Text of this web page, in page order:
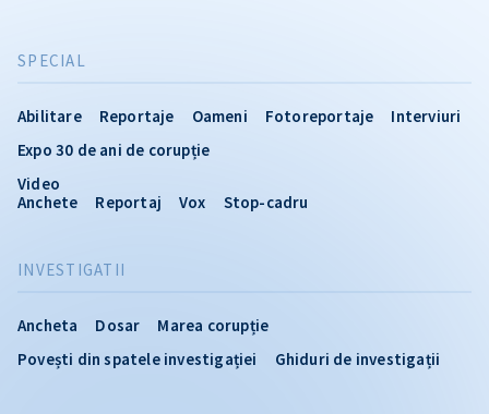
INVESTIGATII
Ancheta Dosar
Marea corupție
Povești din spatele investigației
Ghiduri de investigații
SPECIAL
Abilitare Reportaje Oameni Fotoreportaje
Interviuri
Expo 30 de ani de corupție
Video
Anchete
Reportaj Vox Stop-cadru